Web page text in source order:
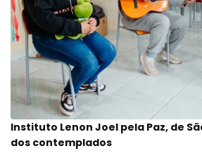
Instituto Lenon Joel pela Paz, de
dos contemplados